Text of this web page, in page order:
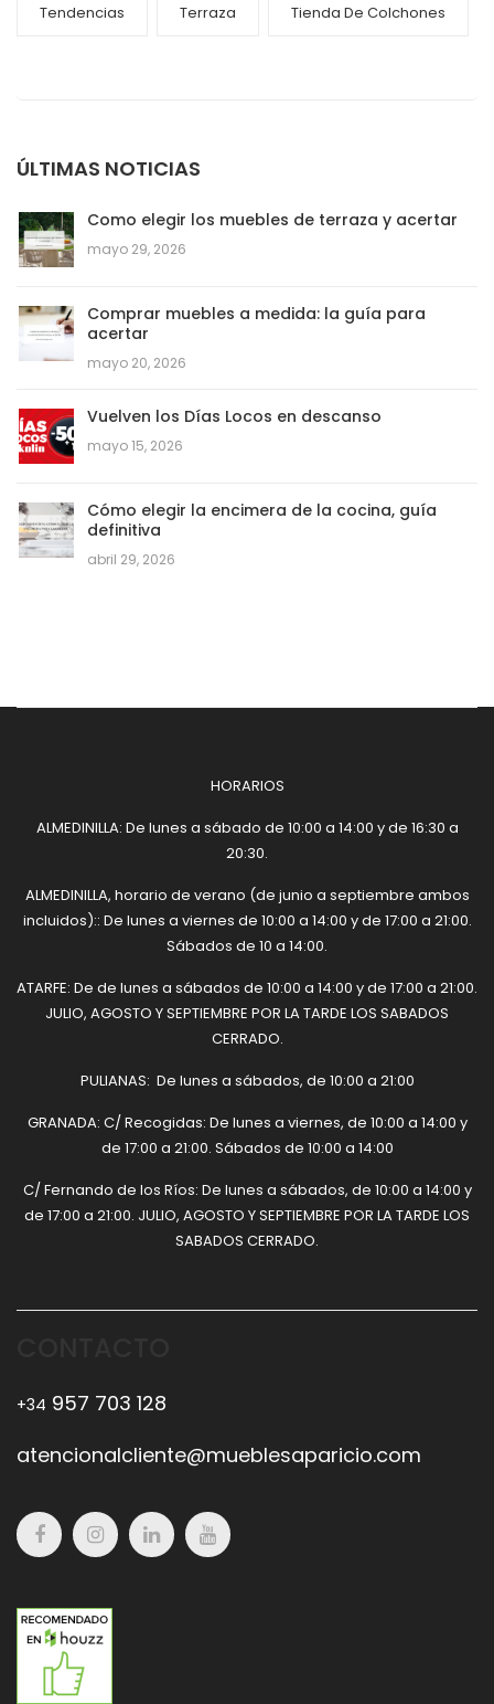
Tendencias Terraza Tienda De Colchones
ÚLTIMAS NOTICIAS
Como elegir los muebles de terraza y acertar
mayo 29, 2026
Comprar muebles a medida: la guía para
acertar
mayo 20, 2026
Vuelven los Días Locos en descanso
mayo 15, 2026
Cómo elegir la encimera de la cocina, guía
definitiva
abril 29, 2026
HORARIOS
ALMEDINILLA: De lunes a sábado de 10:00 a 14:00 y de 16:30 a
20:30.
ALMEDINILLA, horario de verano (de junio a septiembre ambos
incluidos):: De lunes a viernes de 10:00 a 14:00 y de 17:00 a 21:00.
Sábados de 10 a 14:00.
ATARFE: De de lunes a sábados de 10:00 a 14:00 y de 17:00 a 21:00.
JULIO, AGOSTO Y SEPTIEMBRE POR LA TARDE LOS SABADOS
CERRADO.
PULIANAS: De lunes a sábados, de 10:00 a 21:00
GRANADA: C/ Recogidas: De lunes a viernes, de 10:00 a 14:00 y
de 17:00 a 21:00. Sábados de 10:00 a 14:00
C/ Fernando de los Ríos: De lunes a sábados, de 10:00 a 14:00 y
de 17:00 a 21:00. JULIO, AGOSTO Y SEPTIEMBRE POR LA TARDE LOS
SABADOS CERRADO.
+34 957 703 128
atencionalcliente@mueblesaparicio.com